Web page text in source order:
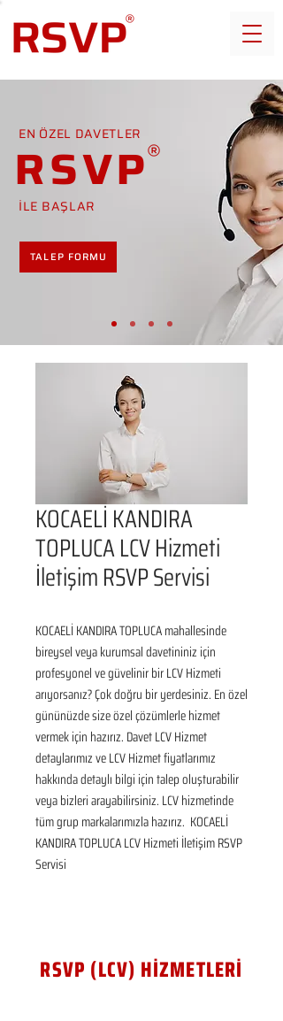
EN ÖZEL DAVETLER
RSVP
İLE BAŞLAR
TALEP FORMU
KOCAELİ KANDIRA
TOPLUCA LCV Hizmeti
İletişim RSVP Servisi
KOCAELİ KANDIRA TOPLUCA mahallesinde
bireysel veya kurumsal davetininiz için
profesyonel ve güvelinir bir LCV Hizmeti
arıyorsanız? Çok doğru bir yerdesiniz. En özel
gününüzde size özel çözümlerle hizmet
vermek için hazırız. Davet LCV Hizmet
detaylarımız ve LCV Hizmet fiyatlarımız
hakkında detaylı bilgi için talep oluşturabilir
veya bizleri arayabilirsiniz. LCV hizmetinde
tüm grup markalarımızla hazırız.  KOCAELİ
KANDIRA TOPLUCA LCV Hizmeti İletişim RSVP
Servisi
RSVP (LCV) HİZMETLERİ